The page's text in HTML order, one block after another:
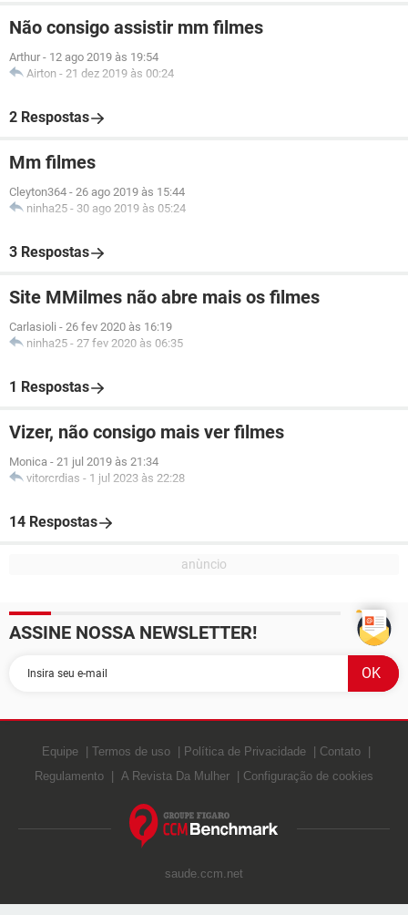
Não consigo assistir mm filmes
Arthur - 12 ago 2019 às 19:54
Airton - 21 dez 2019 às 00:24
2 Respostas
Mm filmes
Cleyton364 - 26 ago 2019 às 15:44
ninha25 - 30 ago 2019 às 05:24
3 Respostas
Site MMilmes não abre mais os filmes
Carlasioli - 26 fev 2020 às 16:19
ninha25 - 27 fev 2020 às 06:35
1 Respostas
Vizer, não consigo mais ver filmes
Monica - 21 jul 2019 às 21:34
vitorcrdias - 1 jul 2023 às 22:28
14 Respostas
ASSINE NOSSA NEWSLETTER!
Equipe Termos de uso Política de Privacidade
Contato
Regulamento
A Revista Da Mulher Configuração de cookies
saude.ccm.net